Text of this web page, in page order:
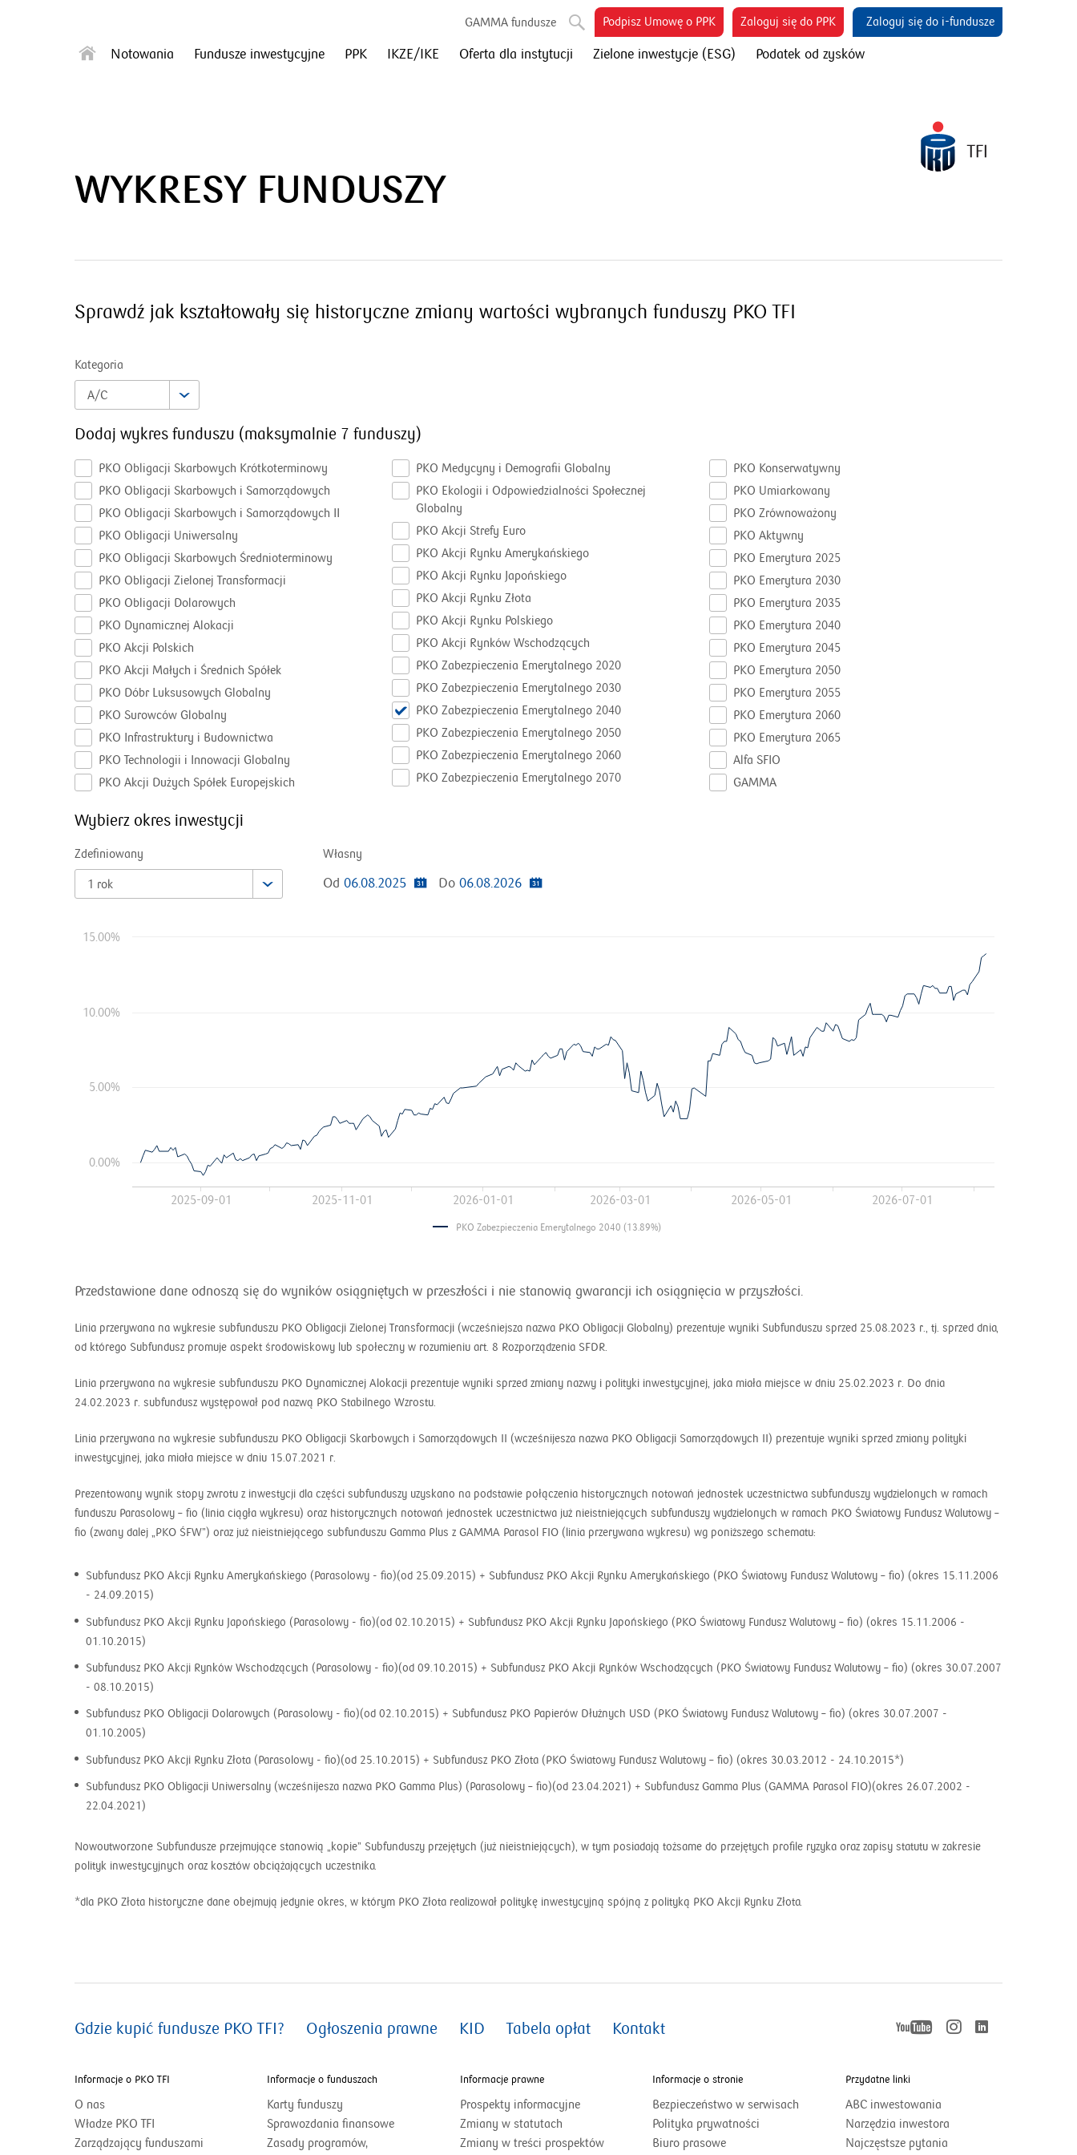
Zaloguj się do i-funduszeotworzy się w
Zaloguj się do PPKotworzy
się
w
Podpisz Umowę o PPKotworzy
się
w
GAMMA funduszeotworzy
w
Notowania Fundusze inwestycyjne PPK IKZE/IKE Oferta dla instytucji Zielone inwestycje (ESG) Podatek od zysków
WYKRESY FUNDUSZY
Sprawdź jak kształtowały się historyczne zmiany wartości wybranych funduszy PKO TFI
Kategoria
A/C
Dodaj wykres funduszu (maksymalnie 7 funduszy)
PKO Obligacji Skarbowych Krótkoterminowy
PKO Obligacji Skarbowych i Samorządowych
PKO Obligacji Skarbowych i Samorządowych II
PKO Obligacji Uniwersalny
PKO Obligacji Skarbowych Średnioterminowy
PKO Obligacji Zielonej Transformacji
PKO Obligacji Dolarowych
PKO Dynamicznej Alokacji
PKO Akcji Polskich
PKO Akcji Małych i Średnich Spółek
PKO Dóbr Luksusowych Globalny
PKO Surowców Globalny
PKO Infrastruktury i Budownictwa
PKO Technologii i Innowacji Globalny
PKO Akcji Dużych Spółek Europejskich
PKO Medycyny i Demografii Globalny
PKO Ekologii i Odpowiedzialności Społecznej
Globalny
PKO Akcji Strefy Euro
PKO Akcji Rynku Amerykańskiego
PKO Akcji Rynku Japońskiego
PKO Akcji Rynku Złota
PKO Akcji Rynku Polskiego
PKO Akcji Rynków Wschodzących
PKO Zabezpieczenia Emerytalnego 2020
PKO Zabezpieczenia Emerytalnego 2030
PKO Zabezpieczenia Emerytalnego 2040
PKO Zabezpieczenia Emerytalnego 2050
PKO Zabezpieczenia Emerytalnego 2060
PKO Zabezpieczenia Emerytalnego 2070
PKO Konserwatywny
PKO Umiarkowany
PKO Zrównoważony
PKO Aktywny
PKO Emerytura 2025
PKO Emerytura 2030
PKO Emerytura 2035
PKO Emerytura 2040
PKO Emerytura 2045
PKO Emerytura 2050
PKO Emerytura 2055
PKO Emerytura 2060
PKO Emerytura 2065
Alfa SFIO
GAMMA
Wybierz okres inwestycji
Zdefiniowany
1 rok
Własny
Od 06.08.2025 Do 06.08.2026
2025-09-01 2025-11-01 2026-01-01 2026-03-01 2026-05-01 2026-07-01
0.00%
5.00%
10.00%
15.00%
PKO Zabezpieczenia Emerytalnego 2040 (13.89%)
Przedstawione dane odnoszą się do wyników osiągniętych w przeszłości i nie stanowią gwarancji ich osiągnięcia w przyszłości.
Linia przerywana na wykresie subfunduszu PKO Obligacji Zielonej Transformacji (wcześniejsza nazwa PKO Obligacji Globalny) prezentuje wyniki Subfunduszu sprzed 25.08.2023 r., tj. sprzed dnia,
od którego Subfundusz promuje aspekt środowiskowy lub społeczny w rozumieniu art. 8 Rozporządzenia SFDR.
Linia przerywana na wykresie subfunduszu PKO Dynamicznej Alokacji prezentuje wyniki sprzed zmiany nazwy i polityki inwestycyjnej, jaka miała miejsce w dniu 25.02.2023 r. Do dnia
24.02.2023 r. subfundusz występował pod nazwą PKO Stabilnego Wzrostu.
Linia przerywana na wykresie subfunduszu PKO Obligacji Skarbowych i Samorządowych II (wcześnijesza nazwa PKO Obligacji Samorządowych II) prezentuje wyniki sprzed zmiany polityki
inwestycyjnej, jaka miała miejsce w dniu 15.07.2021 r.
Prezentowany wynik stopy zwrotu z inwestycji dla części subfunduszy uzyskano na podstawie połączenia historycznych notowań jednostek uczestnictwa subfunduszy wydzielonych w ramach
funduszu Parasolowy – fio (linia ciągła wykresu) oraz historycznych notowań jednostek uczestnictwa już nieistniejących subfunduszy wydzielonych w ramach PKO Światowy Fundusz Walutowy –
fio (zwany dalej „PKO ŚFW”) oraz już nieistniejącego subfunduszu Gamma Plus z GAMMA Parasol FIO (linia przerywana wykresu) wg poniższego schematu:
Subfundusz PKO Akcji Rynku Amerykańskiego (Parasolowy - fio)(od 25.09.2015) + Subfundusz PKO Akcji Rynku Amerykańskiego (PKO Światowy Fundusz Walutowy – fio) (okres 15.11.2006
- 24.09.2015)
Subfundusz PKO Akcji Rynku Japońskiego (Parasolowy - fio)(od 02.10.2015) + Subfundusz PKO Akcji Rynku Japońskiego (PKO Światowy Fundusz Walutowy – fio) (okres 15.11.2006 -
01.10.2015)
Subfundusz PKO Akcji Rynków Wschodzących (Parasolowy - fio)(od 09.10.2015) + Subfundusz PKO Akcji Rynków Wschodzących (PKO Światowy Fundusz Walutowy – fio) (okres 30.07.2007
- 08.10.2015)
Subfundusz PKO Obligacji Dolarowych (Parasolowy - fio)(od 02.10.2015) + Subfundusz PKO Papierów Dłużnych USD (PKO Światowy Fundusz Walutowy – fio) (okres 30.07.2007 -
01.10.2005)
Subfundusz PKO Akcji Rynku Złota (Parasolowy - fio)(od 25.10.2015) + Subfundusz PKO Złota (PKO Światowy Fundusz Walutowy – fio) (okres 30.03.2012 - 24.10.2015*)
Subfundusz PKO Obligacji Uniwersalny (wcześnijesza nazwa PKO Gamma Plus) (Parasolowy – fio)(od 23.04.2021) + Subfundusz Gamma Plus (GAMMA Parasol FIO)(okres 26.07.2002 -
22.04.2021)
Nowoutworzone Subfundusze przejmujące stanowią „kopie” Subfunduszy przejętych (już nieistniejących), w tym posiadają tożsame do przejętych profile ryzyka oraz zapisy statutu w zakresie
polityk inwestycyjnych oraz kosztów obciążających uczestnika.
*dla PKO Złota historyczne dane obejmują jedynie okres, w którym PKO Złota realizował politykę inwestycyjną spójną z polityką PKO Akcji Rynku Złota.
Gdzie kupić fundusze PKO TFI? Ogłoszenia prawne KID Tabela opłat Kontakt
YouTube
się
w
Instagram
Informacje o PKO TFI
O nas
Władze PKO TFI
Zarządzający funduszami
Informacje o funduszach
Karty funduszy
Sprawozdania finansowe
Zasady programów,
Informacje prawne
Prospekty informacyjne
Zmiany w statutachotworzy
się
Zmiany w treści prospektówotworzy
Informacje o stronie
Bezpieczeństwo w serwisach
Polityka prywatności
Biuro prasowe
Przydatne linki
ABC inwestowania
Narzędzia inwestora
Najczęstsze pytania